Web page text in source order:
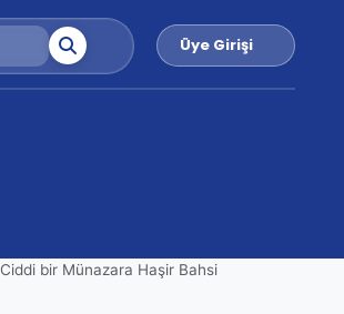
Üye Girişi
Ciddi bir Münazara Haşir Bahsi